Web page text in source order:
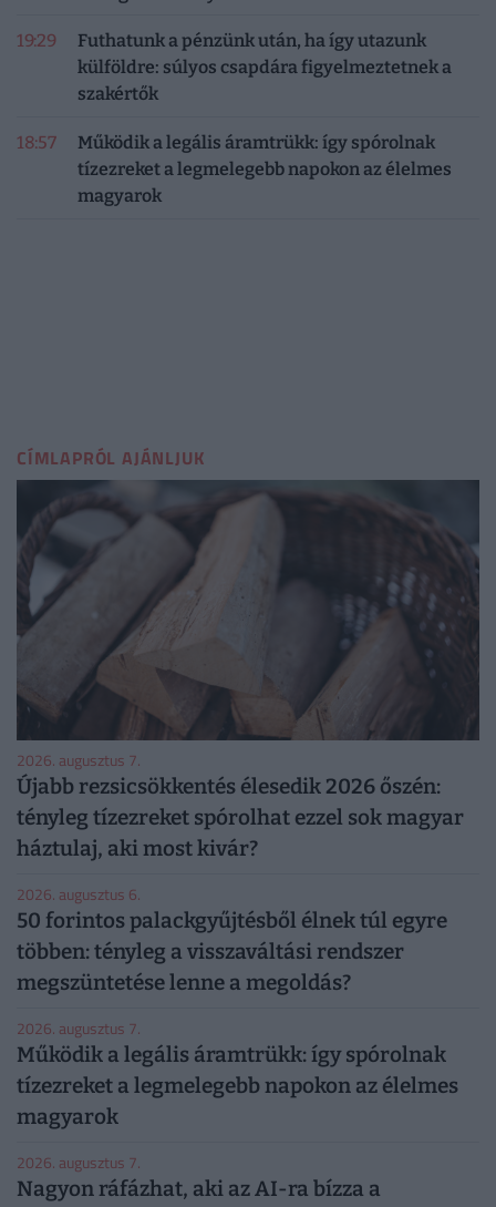
19:29
Futhatunk a pénzünk után, ha így utazunk
külföldre: súlyos csapdára figyelmeztetnek a
szakértők
18:57
Működik a legális áramtrükk: így spórolnak
tízezreket a legmelegebb napokon az élelmes
magyarok
CÍMLAPRÓL AJÁNLJUK
2026. augusztus 7.
Újabb rezsicsökkentés élesedik 2026 őszén:
tényleg tízezreket spórolhat ezzel sok magyar
háztulaj, aki most kivár?
2026. augusztus 6.
50 forintos palackgyűjtésből élnek túl egyre
többen: tényleg a visszaváltási rendszer
megszüntetése lenne a megoldás?
2026. augusztus 7.
Működik a legális áramtrükk: így spórolnak
tízezreket a legmelegebb napokon az élelmes
magyarok
2026. augusztus 7.
Nagyon ráfázhat, aki az AI-ra bízza a